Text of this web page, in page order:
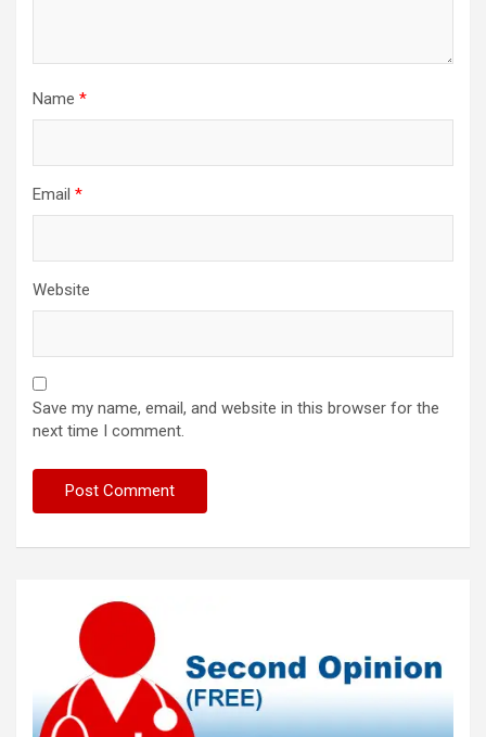
Name *
Email *
Website
Save my name, email, and website in this browser for the
next time I comment.